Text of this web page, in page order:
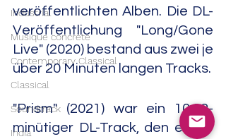
Industrial
Musique concrète
Contemporary Classical
Classical
Soundtrack
India
veröffentlichten Alben. Die DL-
Veröffentlichung "Long​/​Gone
Live" (2020) bestand aus zwei je
über 20 Minuten langen Tracks.
"Prism" (2021) war ein 10:32-
minütiger DL-Track, den er mit